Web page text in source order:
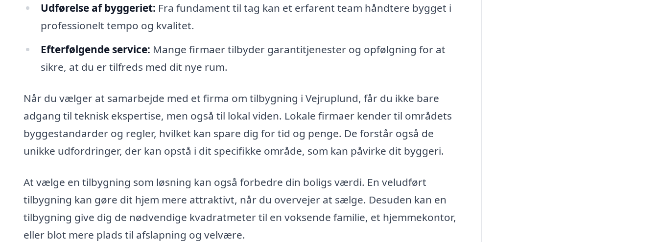
Udførelse af byggeriet: Fra fundament til tag kan et erfarent team håndtere bygget i
professionelt tempo og kvalitet.
Efterfølgende service: Mange firmaer tilbyder garantitjenester og opfølgning for at
sikre, at du er tilfreds med dit nye rum.
Når du vælger at samarbejde med et firma om tilbygning i Vejruplund, får du ikke bare
adgang til teknisk ekspertise, men også til lokal viden. Lokale firmaer kender til områdets
byggestandarder og regler, hvilket kan spare dig for tid og penge. De forstår også de
unikke udfordringer, der kan opstå i dit specifikke område, som kan påvirke dit byggeri.
At vælge en tilbygning som løsning kan også forbedre din boligs værdi. En veludført
tilbygning kan gøre dit hjem mere attraktivt, når du overvejer at sælge. Desuden kan en
tilbygning give dig de nødvendige kvadratmeter til en voksende familie, et hjemmekontor,
eller blot mere plads til afslapning og velvære.